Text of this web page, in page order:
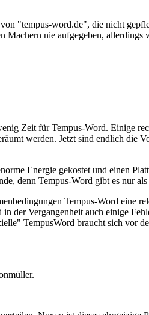
"tempus-word.de", die nicht
nie aufgegeben,
Zeit für Tempus-Word. Einige
werden. Jetzt sind endlich die
Energie gekostet und einen
denn Tempus-Word gibt es nur
Tempus-Word eine
der Vergangenheit auch einige
TempusWord braucht sich vor